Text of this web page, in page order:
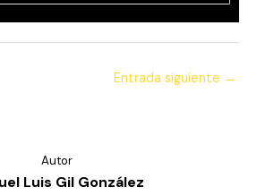
Entrada siguiente →
Autor
Luis Gil González